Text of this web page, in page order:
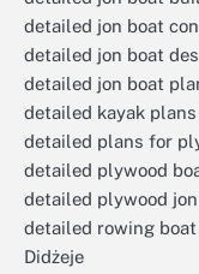
detailed jon boat
detailed jon boat
detailed jon boat
detailed kayak
detailed plans for
detailed plywood
detailed plywood
detailed rowing
Didżeje